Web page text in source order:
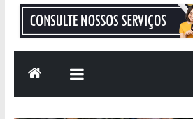
Grita
São
Paulo